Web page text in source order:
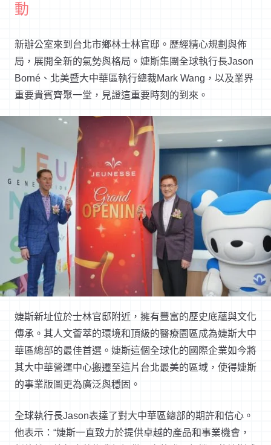
動
新辦公室來到台北市鄉林士林官邸。歷經精心規劃與佈
局，展開全新的氣勢與格局。婕斯集團全球執行長Jason
Borné、北美暨大中華區執行總裁Mark Wang，以及業界
重要貴賓齊聚一堂，見證這重要時刻的到來。
婕斯新址位於士林官邸附近，擁有豐富的歷史底蘊與文化
傳承。其人文薈萃的環境和頂級的醫療園區成為婕斯大中
華區總部的最佳首選。婕斯這個全球化的國際企業如今將
其大中華營運中心搬遷至這片台北最美的區域，使得婕斯
的事業版圖更為廣泛與穩固。
全球執行長Jason表達了對大中華區總部的期許和信心。
他表示：“婕斯一直致力於提供卓越的產品和事業機會，